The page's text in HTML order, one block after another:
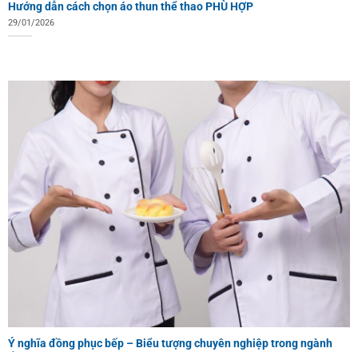
Hướng dẫn cách chọn áo thun thể thao PHÙ HỢP
29/01/2026
Ý nghĩa đồng phục bếp – Biểu tượng chuyên nghiệp trong ngành